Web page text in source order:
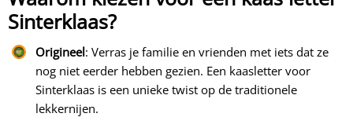
Sinterklaas?
Origineel: Verras je familie en vrienden met iets dat ze
nog niet eerder hebben gezien. Een kaasletter voor
Sinterklaas is een unieke twist op de traditionele
lekkernijen.